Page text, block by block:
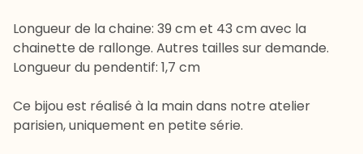
Longueur de la chaine: 39 cm et 43 cm avec la
chainette de rallonge. Autres tailles sur demande.
Longueur du pendentif: 1,7 cm
Ce bijou est réalisé à la main dans notre atelier
parisien, uniquement en petite série.